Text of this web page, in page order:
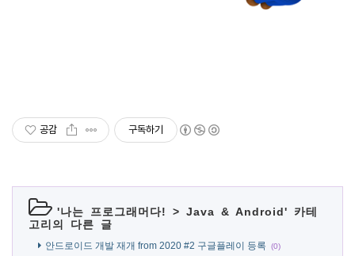
공감 구독하기
'나는 프로그래머다! > Java & Android' 카테
고리의 다른 글
안드로이드 개발 재개 from 2020 #2 구글플레이 등록 (0)